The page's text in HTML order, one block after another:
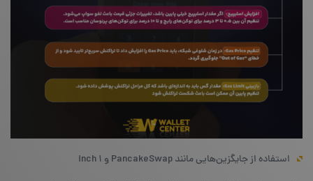
استفاده از جایگزین‌هایی مانند PancakeSwap و ۱ inch